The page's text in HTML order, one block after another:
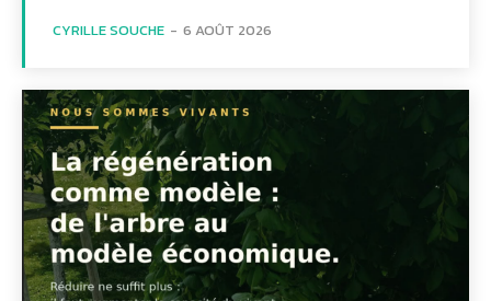
CYRILLE SOUCHE - 6 AOÛT 2026